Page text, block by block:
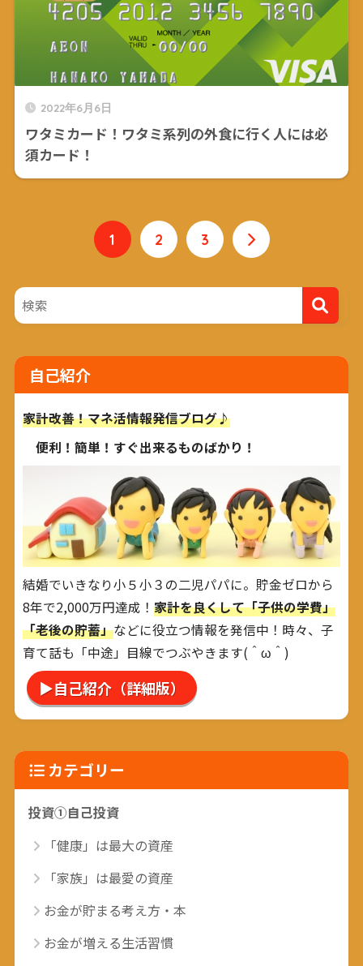
2022年6月6日
ワタミカード！ワタミ系列の外食に行く人には必
須カード！
1 2 3
自己紹介
家計改善！マネ活情報発信ブログ♪
便利！簡単！すぐ出来るものばかり！
結婚でいきなり小５小３の二児パパに。貯金ゼロから
8年で2,000万円達成！ 家計を良くして「子供の学費」
「老後の貯蓄」などに役立つ情報を発信中！時々、子
育て話も「中途」目線でつぶやきます(＾ω＾)
▶自己紹介（詳細版）
カテゴリー
投資①自己投資
「健康」は最大の資産
「家族」は最愛の資産
お金が貯まる考え方・本
お金が増える生活習慣